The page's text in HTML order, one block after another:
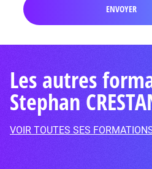
Les autres
Stephan
VOIR TOUTES SES